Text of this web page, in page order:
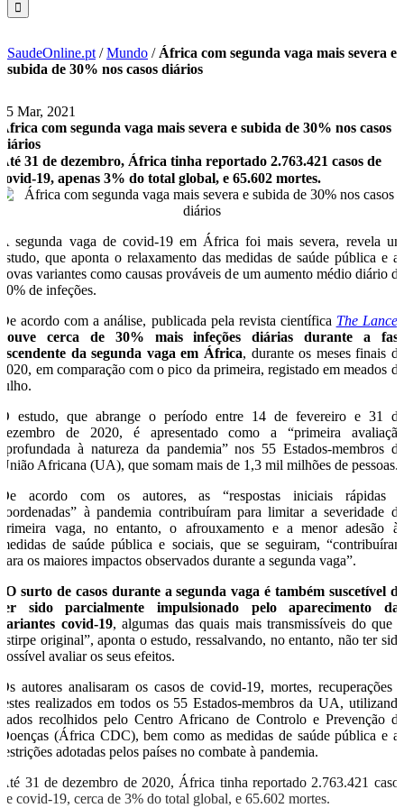
SaudeOnline.pt /Mundo / África com segunda vaga mais severa e
subida de 30% nos casos diários
25 Mar, 2021
África com segunda vaga mais severa e subida de 30% nos casos
diários
Até 31 de dezembro, África tinha reportado 2.763.421 casos de
covid-19, apenas 3% do total global, e 65.602 mortes.
A segunda vaga de covid-19 em África foi mais severa, revela um
estudo, que aponta o relaxamento das medidas de saúde pública e as
novas variantes como causas prováveis de um aumento médio diário de
30% de infeções.
De acordo com a análise, publicada pela revista científica The Lancet
houve cerca de 30% mais infeções diárias durante a fase
ascendente da segunda vaga em África, durante os meses finais de
2020, em comparação com o pico da primeira, registado em meados de
julho.
O estudo, que abrange o período entre 14 de fevereiro e 31 de
dezembro de 2020, é apresentado como a “primeira avaliação
aprofundada à natureza da pandemia” nos 55 Estados-membros da
União Africana (UA), que somam mais de 1,3 mil milhões de pessoas.
De acordo com os autores, as “respostas iniciais rápidas e
coordenadas” à pandemia contribuíram para limitar a severidade da
primeira vaga, no entanto, o afrouxamento e a menor adesão às
medidas de saúde pública e sociais, que se seguiram, “contribuíram
para os maiores impactos observados durante a segunda vaga”.
O surto de casos durante a segunda vaga é também suscetível de
ter sido parcialmente impulsionado pelo aparecimento das
variantes covid-19, algumas das quais mais transmissíveis do que a
estirpe original”, aponta o estudo, ressalvando, no entanto, não ter sido
possível avaliar os seus efeitos.
Os autores analisaram os casos de covid-19, mortes, recuperações e
testes realizados em todos os 55 Estados-membros da UA, utilizando
dados recolhidos pelo Centro Africano de Controlo e Prevenção de
Doenças (África CDC), bem como as medidas de saúde pública e as
restrições adotadas pelos países no combate à pandemia.
Até 31 de dezembro de 2020, África tinha reportado 2.763.421 casos
de covid-19, cerca de 3% do total global, e 65.602 mortes.